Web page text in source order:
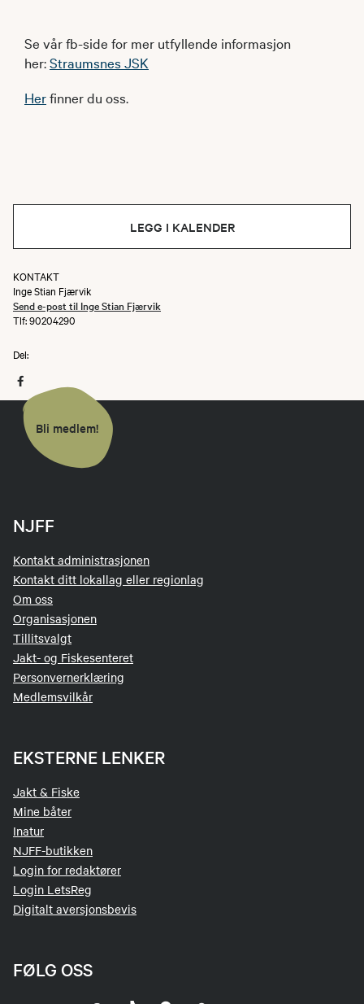
Se vår fb-side for mer utfyllende informasjon
her:Straumsnes JSK
Herfinner du oss.
LEGG I KALENDER
KONTAKT
Inge Stian Fjærvik
Send e-post til Inge Stian Fjærvik
Tlf: 90204290
Del:
Bli medlem!
NJFF
Kontakt administrasjonen
Kontakt ditt lokallag eller regionlag
Om oss
Organisasjonen
Tillitsvalgt
Jakt- og Fiskesenteret
Personvernerklæring
Medlemsvilkår
EKSTERNE LENKER
Jakt & Fiske
Mine båter
Inatur
NJFF-butikken
Login for redaktører
Login LetsReg
Digitalt aversjonsbevis
FØLG OSS